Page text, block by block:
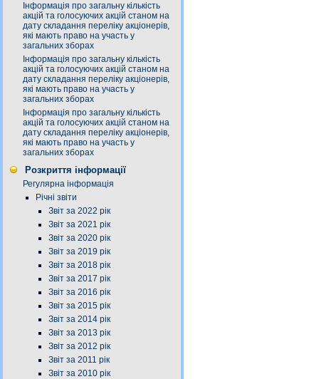
Інформація про загальну кількість
акцій та голосуючих акцій станом на
дату складання переліку акціонерів,
які мають право на участь у
загальних зборах
Інформація про загальну кількість
акцій та голосуючих акцій станом на
дату складання переліку акціонерів,
які мають право на участь у
загальних зборах
Інформація про загальну кількість
акцій та голосуючих акцій станом на
дату складання переліку акціонерів,
які мають право на участь у
загальних зборах
Розкриття інформації
Регулярна інформація
Річні звіти
Звіт за 2022 рік
Звіт за 2021 рік
Звіт за 2020 рік
Звіт за 2019 рік
Звіт за 2018 рік
Звіт за 2017 рік
Звіт за 2016 рік
Звіт за 2015 рік
Звіт за 2014 рік
Звіт за 2013 рік
Звіт за 2012 рік
Звіт за 2011 рік
Звіт за 2010 рік